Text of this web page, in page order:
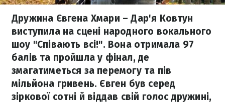
Дружина Євгена Хмари – Дар'я Ковтун
виступила на сцені народного вокального
шоу "Співають всі!". Вона отримала 97
балів та пройшла у фінал, де
змагатиметься за перемогу та пів
мільйона гривень. Євген був серед
зіркової сотні й віддав свій голос дружині,